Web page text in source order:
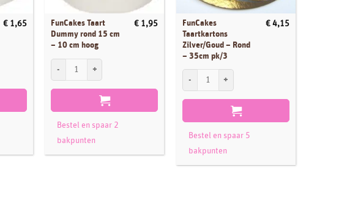
€1,65
FunCakes Taart
Dummy rond 15 cm
– 10 cm hoog
€ 1,95
Bestel en spaar 2
bakpunten
FunCakes
Taartkartons
Zilver/Goud – Rond
– 35cm pk/3
€ 4,15
Bestel en spaar 5
bakpunten